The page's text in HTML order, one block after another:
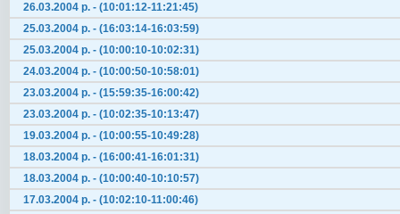
26.03.2004 р. - (10:01:12-11:21:45)
25.03.2004 р. - (16:03:14-16:03:59)
25.03.2004 р. - (10:00:10-10:02:31)
24.03.2004 р. - (10:00:50-10:58:01)
23.03.2004 р. - (15:59:35-16:00:42)
23.03.2004 р. - (10:02:35-10:13:47)
19.03.2004 р. - (10:00:55-10:49:28)
18.03.2004 р. - (16:00:41-16:01:31)
18.03.2004 р. - (10:00:40-10:10:57)
17.03.2004 р. - (10:02:10-11:00:46)